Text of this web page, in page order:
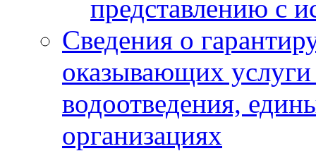
представлению с
Сведения о
оказывающих
водоотведения,
организациях